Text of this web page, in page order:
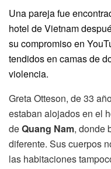
Una pareja fue
hotel de Vietnam
su compromiso en
tendidos en camas de
violencia.
Greta Otteson, de 33
estaban alojados en el
deQuang Nam, donde
diferente. Sus cuerpos
las habitaciones